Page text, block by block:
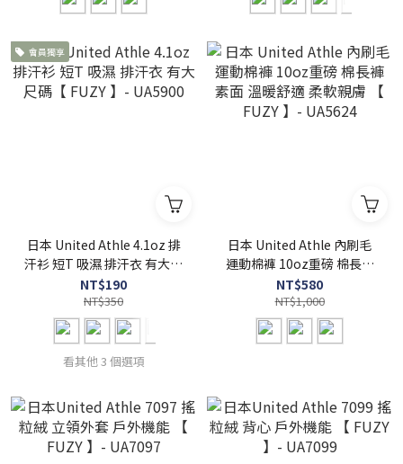
會員獨享
日本 United Athle 4.1oz 排
汗衫 短T 吸濕 排汗衣 有大尺
碼【 FUZY 】- UA5900
NT$190
NT$350
看其他 3 個選項
日本 United Athle 內刷毛
運動棉褲 10oz重磅 棉長褲
素面 溫暖舒適 柔軟親膚 【
FUZY 】- UA5624
NT$580
NT$1,000